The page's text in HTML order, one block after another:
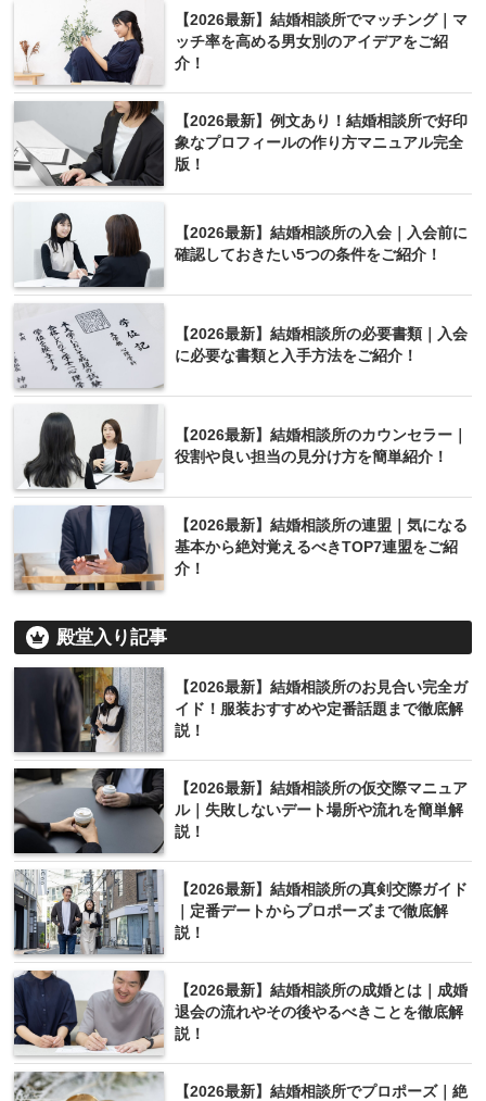
【2026最新】結婚相談所でマッチング｜マ
ッチ率を高める男女別のアイデアをご紹
介！
【2026最新】例文あり！結婚相談所で好印
象なプロフィールの作り方マニュアル完全
版！
【2026最新】結婚相談所の入会｜入会前に
確認しておきたい5つの条件をご紹介！
【2026最新】結婚相談所の必要書類｜入会
に必要な書類と入手方法をご紹介！
【2026最新】結婚相談所のカウンセラー｜
役割や良い担当の見分け方を簡単紹介！
【2026最新】結婚相談所の連盟｜気になる
基本から絶対覚えるべきTOP7連盟をご紹
介！
殿堂入り記事
【2026最新】結婚相談所のお見合い完全ガ
イド！服装おすすめや定番話題まで徹底解
説！
【2026最新】結婚相談所の仮交際マニュア
ル｜失敗しないデート場所や流れを簡単解
説！
【2026最新】結婚相談所の真剣交際ガイド
｜定番デートからプロポーズまで徹底解
説！
【2026最新】結婚相談所の成婚とは｜成婚
退会の流れやその後やるべきことを徹底解
説！
【2026最新】結婚相談所でプロポーズ｜絶